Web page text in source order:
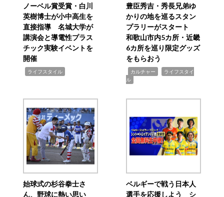
ノーベル賞受賞・白川
英樹博士が小中高生を
直接指導 名城大学が
講演会と導電性プラス
チック実験イベントを
開催
ライフスタイル
豊臣秀吉・秀長兄弟ゆ
かりの地を巡るスタン
プラリーがスタート
和歌山市内5カ所・近畿
6カ所を巡り限定グッズ
をもらおう
カルチャー
ライフスタイ
ル
始球式の杉谷拳士さ
ん、野球に熱い思い
ベルギーで戦う日本人
選手を応援しよう シ